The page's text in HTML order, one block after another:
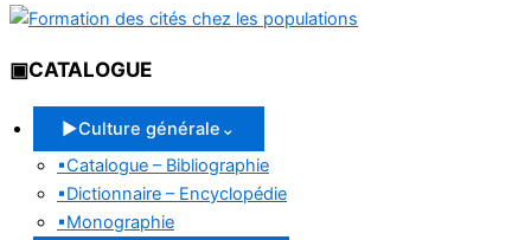
▣CATALOGUE
▶Culture générale ⌄
▪Catalogue – Bibliographie
▪Dictionnaire – Encyclopédie
▪Monographie